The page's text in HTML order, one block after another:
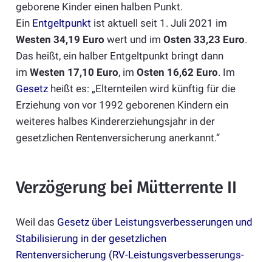
geborene Kinder einen halben Punkt.
Ein Entgeltpunkt ist aktuell seit 1. Juli 2021 im
Westen 34,19 Euro wert und im Osten 33,23 Euro.
Das heißt, ein halber Entgeltpunkt bringt dann
im Westen 17,10 Euro, im Osten 16,62 Euro. Im
Gesetz heißt es: „Elternteilen wird künftig für die
Erziehung von vor 1992 geborenen Kindern ein
weiteres halbes Kindererziehungsjahr in der
gesetzlichen Rentenversicherung anerkannt.“
Verzögerung bei Mütterrente II
Weil das Gesetz über Leistungsverbesserungen und
Stabilisierung in der gesetzlichen
Rentenversicherung (RV-Leistungsverbesserungs-